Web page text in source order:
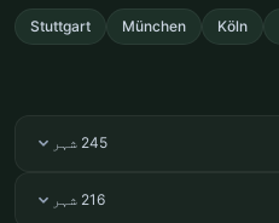
Köln
München
Stuttgart
245 شہر
216 شہر